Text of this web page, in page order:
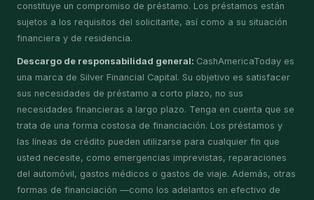
constituye un compromiso de préstamo. Los préstamos están
sujetos a los requisitos del solicitante, así como a su situación
financiera y de residencia.
Descargo de responsabilidad general: CashAmericaToday es
una marca de Silver Financial Capital. Su objetivo es satisfacer
sus necesidades de préstamo a corto plazo, no sus
necesidades financieras a largo plazo. Tenga en cuenta que se
trata de una forma costosa de financiación. Los préstamos y
las líneas de crédito pueden utilizarse para cualquier fin que
usted necesite, como emergencias imprevistas, reparaciones
del automóvil, gastos médicos o gastos de viaje. Además, otras
formas de financiación —como los adelantos en efectivo de